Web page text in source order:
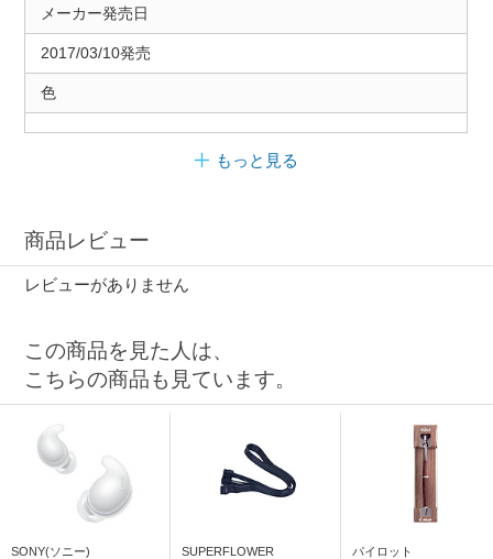
メーカー発売日
2017/03/10発売
色
もっと見る
商品レビュー
レビューがありません
この商品を見た人は、
こちらの商品も見ています。
SONY(ソニー) SUPERFLOWER パイロット